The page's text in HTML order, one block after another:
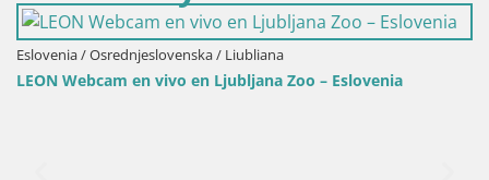
Eslovenia / Osrednjeslovenska / Liubliana
LEON Webcam en vivo en Ljubljana Zoo – Eslovenia